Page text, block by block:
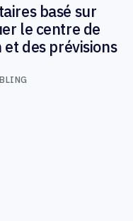
basé sur
le centre de
des prévisions